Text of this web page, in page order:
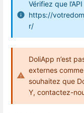
Vérifiez que
https://
r/
DoliApp n’est
externes
souhaitez que
Y, contactez-